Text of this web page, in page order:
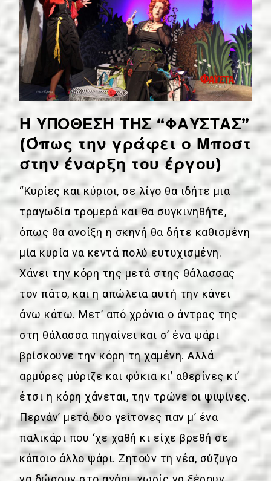
Η ΥΠΟΘΕΣΗ ΤΗΣ “ΦΑΥΣΤΑΣ”
(Όπως την γράφει ο Μποστ
στην έναρξη του έργου)
“Κυρίες και κύριοι, σε λίγο θα ιδήτε μια
τραγωδία τρομερά και θα συγκινηθήτε,
όπως θα ανοίξη η σκηνή θα δήτε καθισμένη
μία κυρία να κεντά πολύ ευτυχισμένη.
Χάνει την κόρη της μετά στης θάλασσας
τον πάτο, και η απώλεια αυτή την κάνει
άνω κάτω. Μετ’ από χρόνια ο άντρας της
στη θάλασσα πηγαίνει και σ’ ένα ψάρι
βρίσκουνε την κόρη τη χαμένη. Αλλά
αρμύρες μύριζε και φύκια κι’ αθερίνες κι’
έτσι η κόρη χάνεται, την τρώνε οι ψιψίνες.
Περνάν’ μετά δυο γείτονες παν μ’ ένα
παλικάρι που ‘χε χαθή κι είχε βρεθή σε
κάποιο άλλο ψάρι. Ζητούν τη νέα, σύζυγο